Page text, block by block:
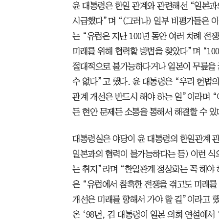
윤 대통령은 한일 관계와 관련해선 “일본
시급했다”며 “(그러나) 일부 비평가들은
는 “유럽은 지난 100년 동안 여러 차례 전
미래를 위해 협력할 방법을 찾았다”며
절대적으로 불가능하다거나 일본이 무릎
수 없다”고 했다. 윤 대통령은 “우리 헌법
관계 개선은 반드시 해야 하는 일”이라며
든 현안 문제든 소통을 통해서 해결할 수
대통령실은 야당이 윤 대통령의 한일관계
일본과의 협력이 불가능하다는 등) 이런
는 취지”라며 “한일관계 정상화는 꼭 해
은 “유럽에서 참혹한 전쟁을 겪고도 미래
개선은 미래를 향해서 가야 할 길”이라고
온 ‘98년, 김 대통령이 일본 의회 연설에서